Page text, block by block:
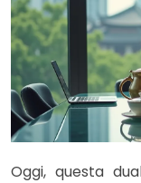
Oggi, questa